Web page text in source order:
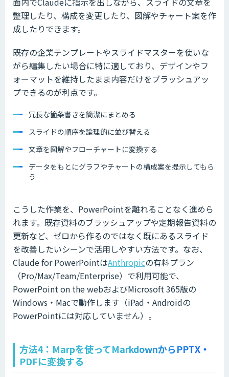
整理したり、構成を変更したり、図解やチャート案を作
成したりできます。
既存の企業テンプレートやスライドマスターを使いな
がら編集したい場合に特に適しており、デザインやフ
ォーマットを維持したまま内容だけをブラッシュアッ
プできるのが利点です。
冗長な箇条書きを簡潔にまとめる
スライドの順序を論理的に並び替える
文章を図解やフローチャートに変換する
データをもとにグラフやチャートの構成案を提示してもら
う
こうした作業を、PowerPointを離れることなく進めら
れます。既存資料のブラッシュアップや定期報告資料の
更新など、ゼロから作るのではなく既にあるスライド
を改善したいシーンで活用しやすい方法です。なお、
Claude for PowerPointはAnthropicの有料プラン
（Pro/Max/Team/Enterprise）で利用可能で、
PowerPoint on the webおよびMicrosoft 365版の
Windows・Macで動作します（iPad・Androidの
PowerPointには対応していません）。
方法4：Marpを使ってMarkdownからPPTX・
PDFに変換する